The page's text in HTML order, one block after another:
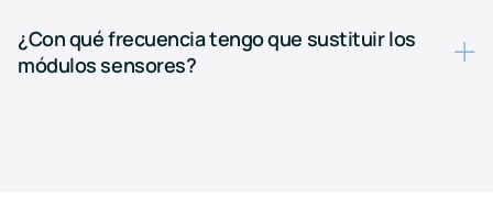
¿Con qué frecuencia tengo que sustituir los
módulos sensores?